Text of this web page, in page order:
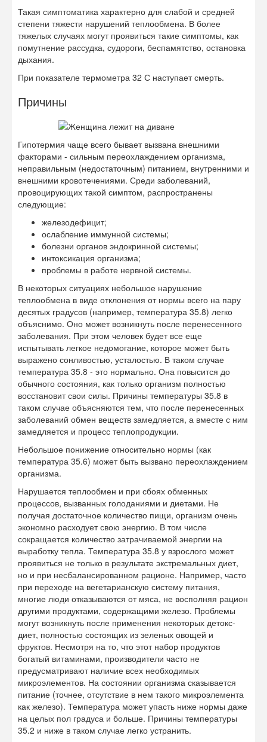
Такая симптоматика характерно для слабой и средней
степени тяжести нарушений теплообмена. В более
тяжелых случаях могут проявиться такие симптомы, как
помутнение рассудка, судороги, беспамятство, остановка
дыхания.
При показателе термометра 32 С наступает смерть.
Причины
Гипотермия чаще всего бывает вызвана внешними
факторами - сильным переохлаждением организма,
неправильным (недостаточным) питанием, внутренними и
внешними кровотечениями. Среди заболеваний,
провоцирующих такой симптом, распространены
следующие:
железодефицит;
ослабление иммунной системы;
болезни органов эндокринной системы;
интоксикация организма;
проблемы в работе нервной системы.
В некоторых ситуациях небольшое нарушение
теплообмена в виде отклонения от нормы всего на пару
десятых градусов (например, температура 35.8) легко
объяснимо. Оно может возникнуть после перенесенного
заболевания. При этом человек будет все еще
испытывать легкое недомогание, которое может быть
выражено сонливостью, усталостью. В таком случае
температура 35.8 - это нормально. Она повысится до
обычного состояния, как только организм полностью
восстановит свои силы. Причины температуры 35.8 в
таком случае объясняются тем, что после перенесенных
заболеваний обмен веществ замедляется, а вместе с ним
замедляется и процесс теплопродукции.
Небольшое понижение относительно нормы (как
температура 35.6) может быть вызвано переохлаждением
организма.
Нарушается теплообмен и при сбоях обменных
процессов, вызванных голоданиями и диетами. Не
получая достаточное количество пищи, организм очень
экономно расходует свою энергию. В том числе
сокращается количество затрачиваемой энергии на
выработку тепла. Температура 35.8 у взрослого может
проявиться не только в результате экстремальных диет,
но и при несбалансированном рационе. Например, часто
при переходе на вегетарианскую систему питания,
многие люди отказываются от мяса, не восполняя рацион
другими продуктами, содержащими железо. Проблемы
могут возникнуть после применения некоторых детокс-
диет, полностью состоящих из зеленых овощей и
фруктов. Несмотря на то, что этот набор продуктов
богатый витаминами, производители часто не
предусматривают наличие всех необходимых
микроэлементов. На состоянии организма сказывается
питание (точнее, отсутствие в нем такого микроэлемента
как железо). Температура может упасть ниже нормы даже
на целых пол градуса и больше. Причины температуры
35.2 и ниже в таком случае легко устранить.